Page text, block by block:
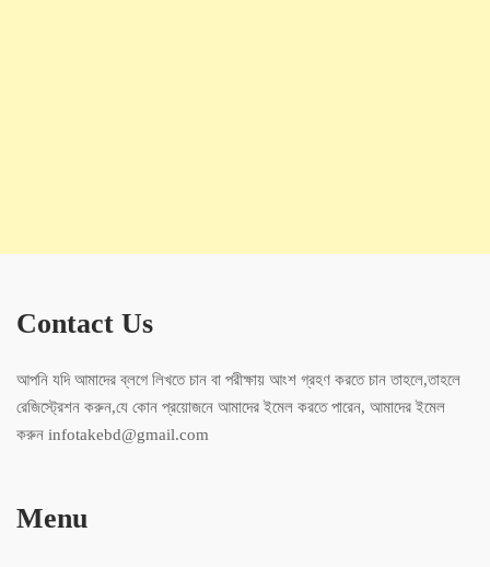
Contact Us
আপনি যদি আমাদের ব্লগে লিখতে চান বা পরীক্ষায় আংশ গ্রহণ করতে চান তাহলে,তাহলে
রেজিস্ট্রেশন করুন,যে কোন প্রয়োজনে আমাদের ইমেল করতে পারেন, আমাদের ইমেল
করুন infotakebd@gmail.com
Menu